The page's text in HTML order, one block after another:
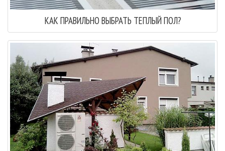
КАК ПРАВИЛЬНО ВЫБРАТЬ ТЕПЛЫЙ ПОЛ?